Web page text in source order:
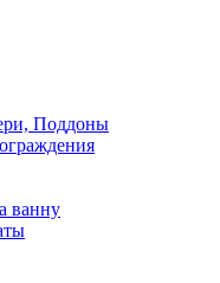
Поддоны
ванну